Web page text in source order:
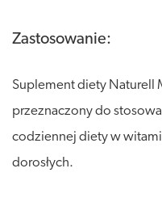
Zastosowanie:
Suplement diety Naturell
przeznaczony do
codziennej diety w
dorosłych.